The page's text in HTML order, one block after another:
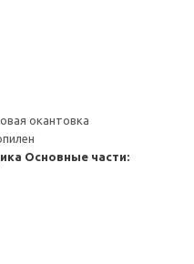
окантовка
Основные части: